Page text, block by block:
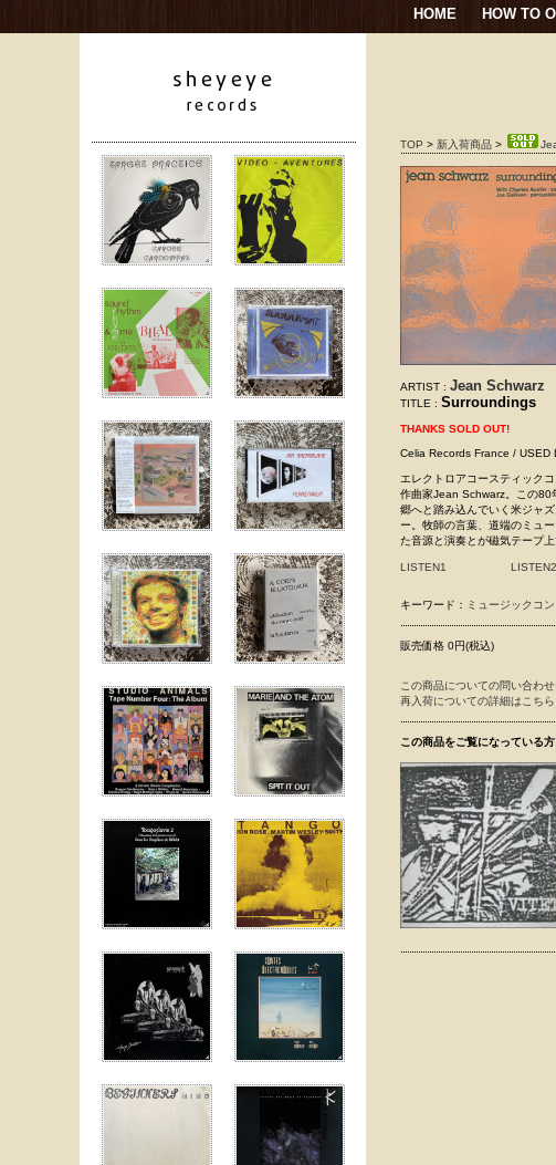
HOME HOW TO
TOP > 新入荷商品 >
ARTIST : Jean Schwarz
TITLE : Surroundings
THANKS SOLD OUT!
Celia Records France / USED
エレクトロアコースティック
作曲家Jean Schwarz。この80
郷へと踏み込んでいく米ジャ
ー。牧師の言葉、道端のミュ
た音源と演奏とが磁気テープ
LISTEN1 LISTEN2
キーワード： ミュージックコ
販売価格 0円(税込)
この商品についての問い合わ
再入荷についての詳細はこちら
この商品をご覧になっている